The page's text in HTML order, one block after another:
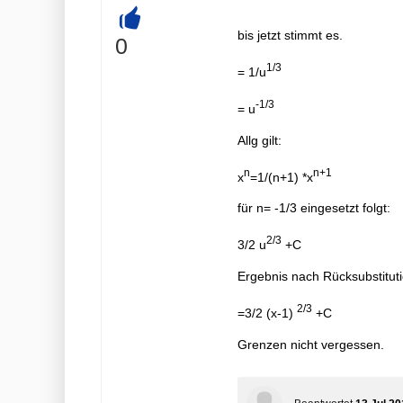
+
0 bis jetzt stimmt es.
= 1/u1/3
= u-1/3
Allg gilt:
xn=1/(n+1) *xn+1
für n= -1/3 eingesetzt folgt:
3/2 u2/3+C
Ergebnis nach
=3/2 (x-1) 2/3+C
Grenzen nicht vergessen.